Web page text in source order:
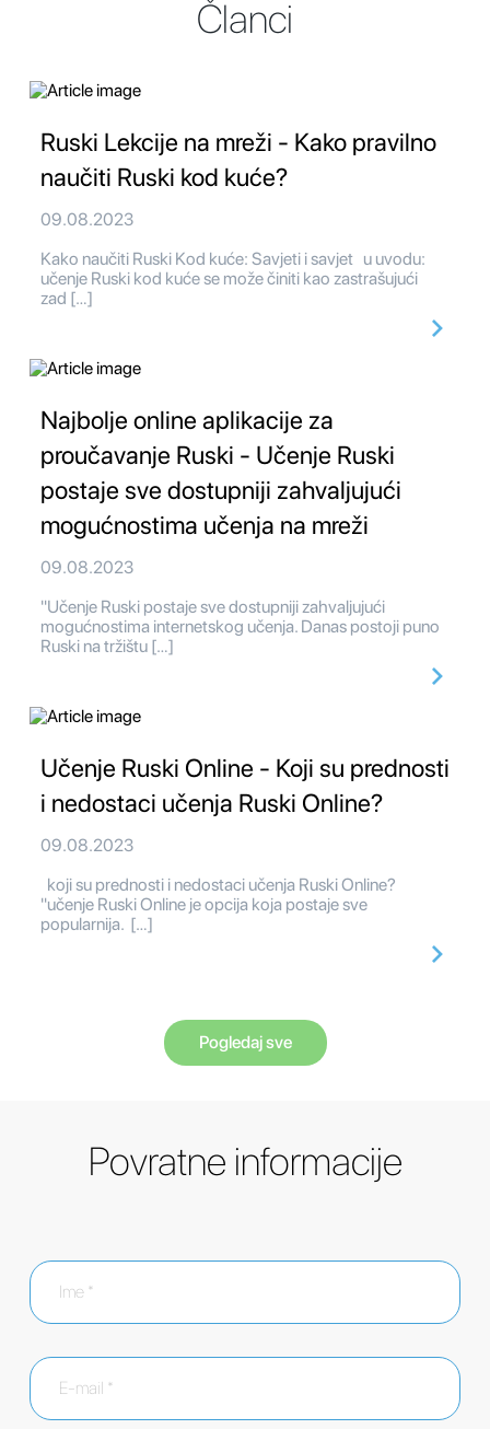
Članci
Ruski Lekcije na mreži - Kako pravilno
naučiti Ruski kod kuće?
09.08.2023
Kako naučiti Ruski Kod kuće: Savjeti i savjet u uvodu:
učenje Ruski kod kuće se može činiti kao zastrašujući
zad […]
Najbolje online aplikacije za
proučavanje Ruski - Učenje Ruski
postaje sve dostupniji zahvaljujući
mogućnostima učenja na mreži
09.08.2023
"Učenje Ruski postaje sve dostupniji zahvaljujući
mogućnostima internetskog učenja. Danas postoji puno
Ruski na tržištu […]
Učenje Ruski Online - Koji su prednosti
i nedostaci učenja Ruski Online?
09.08.2023
koji su prednosti i nedostaci učenja Ruski Online?
"učenje Ruski Online je opcija koja postaje sve
popularnija. […]
Pogledaj sve
Povratne informacije